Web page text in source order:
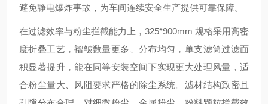
避免静电爆炸事故，为车间连续安全生产提供可靠保障。
在过滤效率与粉尘拦截能力上，325*900mm 规格采用高密
度折叠工艺，褶皱数量更多、分布均匀，单支滤筒过滤面
积显著提升，能在同等安装空间下实现更大处理风量，适
合粉尘量大、风阻要求严格的除尘系统。滤材结构致密且